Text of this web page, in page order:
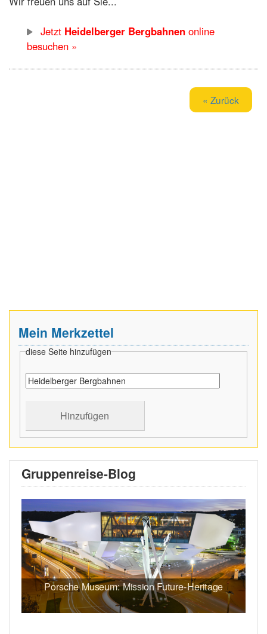
Jetzt Heidelberger Bergbahnen online
besuchen »
« Zurück
Mein Merkzettel
diese Seite hinzufügen
Gruppenreise-Blog
Porsche Museum: Mission Future-Heritage